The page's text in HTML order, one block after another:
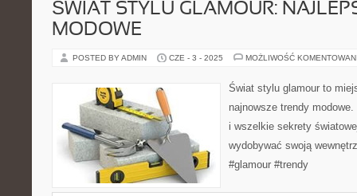
ŚWIAT STYLU GLAMOUR:
MODOWE
POSTED BY ADMIN CZE - 3 - 2025 MOŻLIWOŚĆ
Świat stylu glamour to
najnowsze trendy
i wszelkie sekrety
wydobywać swoją
#glamour #trendy